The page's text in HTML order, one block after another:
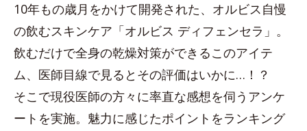
10年もの歳月をかけて開発された、オルビス自慢
の飲むスキンケア「オルビス ディフェンセラ」。
飲むだけで全身の乾燥対策ができるこのアイテ
ム、医師目線で見るとその評価はいかに…！？
そこで現役医師の方々に率直な感想を伺うアンケ
ートを実施。魅力に感じたポイントをランキング